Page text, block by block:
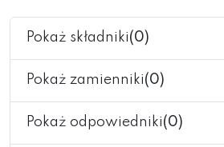
Pokaż składniki(0)
Pokaż zamienniki(0)
Pokaż odpowiedniki(0)